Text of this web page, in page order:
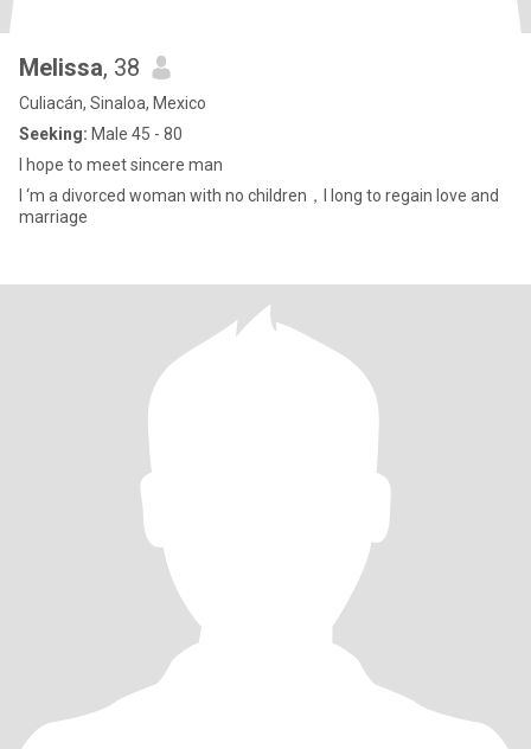
Melissa, 38
Culiacán, Sinaloa, Mexico
Seeking: Male 45 - 80
I hope to meet sincere man
I ‘m a divorced woman with no children，I long to regain love and
marriage